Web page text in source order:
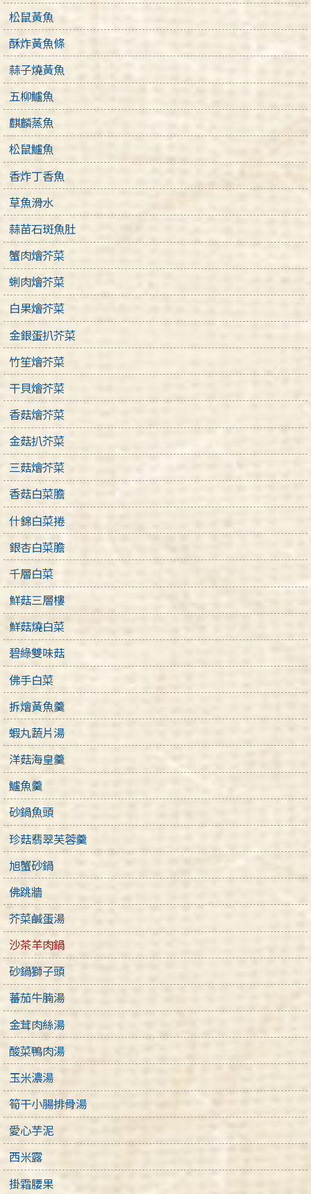
松鼠黃魚
酥炸黃魚條
蒜子燒黃魚
五柳鱸魚
麒麟蒸魚
松鼠鱸魚
香炸丁香魚
草魚滑水
蒜苗石斑魚肚
蟹肉燴芥菜
蜊肉燴芥菜
白果燴芥菜
金銀蛋扒芥菜
竹笙燴芥菜
干貝燴芥菜
香菇燴芥菜
金菇扒芥菜
三菇燴芥菜
香菇白菜膽
什錦白菜捲
銀杏白菜膽
千層白菜
鮮菇三層樓
鮮菇燒白菜
碧綠雙味菇
佛手白菜
拆燴黃魚羹
蝦丸蔬片湯
洋菇海皇羹
鱸魚羹
砂鍋魚頭
珍菇翡翠芙蓉羹
旭蟹砂鍋
佛跳牆
芥菜鹹蛋湯
沙茶羊肉鍋
砂鍋獅子頭
蕃茄牛腩湯
金茸肉絲湯
酸菜鴨肉湯
玉米濃湯
筍干小腸排骨湯
愛心芋泥
西米露
掛霜腰果